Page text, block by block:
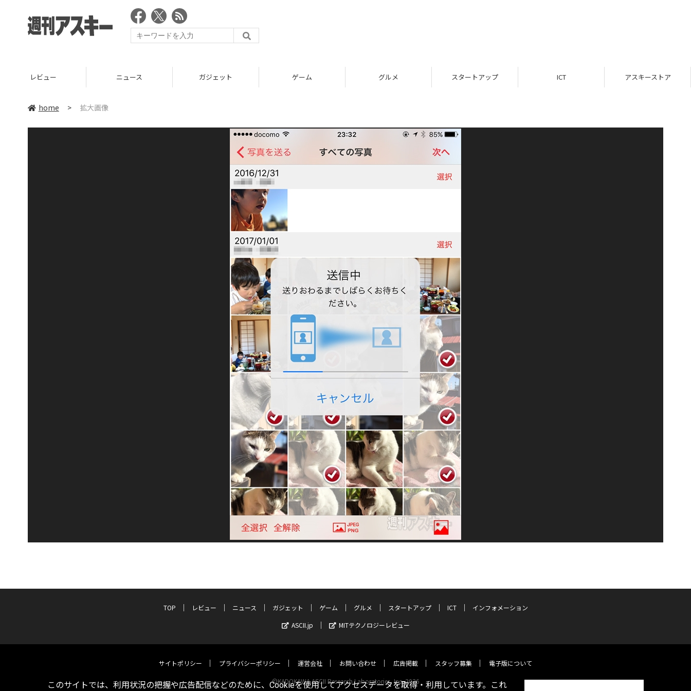
レビュー ニュース ガジェット ゲーム グルメ スタートアップ ICT アスキーストア
home > 拡大画像
TOP レビュー ニュース ガジェット ゲーム グルメ スタートアップ ICT
インフォメーション
ASCII.jp
MITテクノロジーレビュー
サイトポリシー プライバシーポリシー 運営会社 お問い合わせ 広告掲載 スタッフ募集 電子版について
©KADOKAWA ASCII Research Laboratories, Inc. 2026
このサイトでは、利用状況の把握や広告配信などのために、Cookieを使用してアクセスデータを取得・利用しています。これ